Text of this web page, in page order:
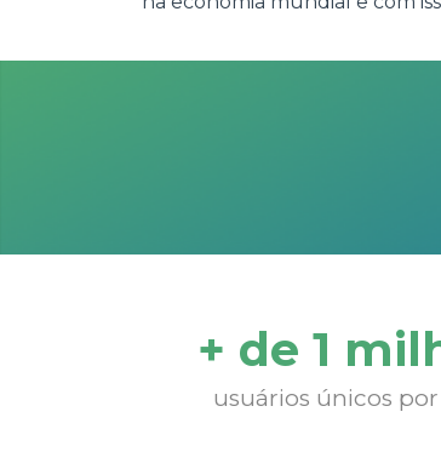
+ de 1
usuários únicos